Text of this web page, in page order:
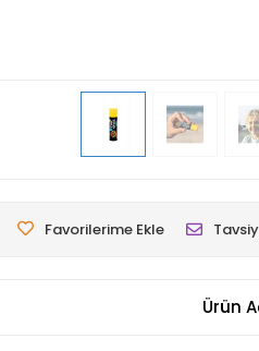
Favorilerime Ekle
Ürün